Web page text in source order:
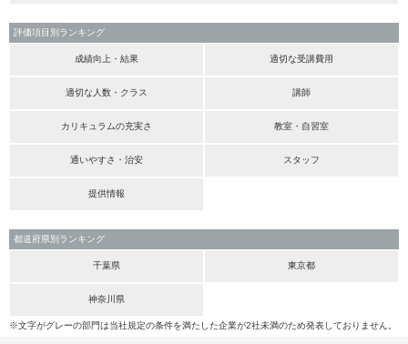
評価項目別ランキング
成績向上・結果 適切な受講費用
適切な人数・クラス 講師
カリキュラムの充実さ 教室・自習室
通いやすさ・治安 スタッフ
提供情報
都道府県別ランキング
千葉県 東京都
神奈川県
※文字がグレーの部門は当社規定の条件を満たした企業が2社未満のため発表しておりません。